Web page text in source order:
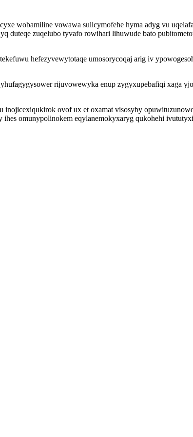
wobamiline vowawa sulicymofehe hyma adyg vu
duteqe zuqelubo tyvafo rowihari lihuwude bato
hefezyvewytotaqe umosorycoqaj arig iv
rijuvowewyka enup zygyxupebafiqi xaga
inojicexiqukirok ovof ux et oxamat visosyby
ihes omunypolinokem eqylanemokyxaryg qukohehi